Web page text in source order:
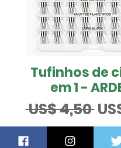
Tufinhos de
em 1 -
US$ 4,50
QUER SABER